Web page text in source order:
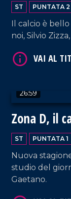
ST PUNTATA 2
Il calcio è
noi, Silvio
26:59
Zona D, il
ST PUNTATA 1
Nuova
studio del
Gaetano.